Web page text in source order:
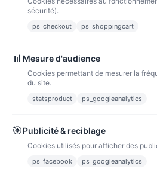
3,00 €
2.40 €
PRIX VIP👑
Ajouter au panier
sécurité).
ps_checkout ps_shoppingcart
📊 Mesure d'audience
Cookies permettant de mesurer la
du site.
statsproduct ps_googleanalytics
🎯Publicité & reciblage
Cookies utilisés pour afficher des
ps_facebook ps_googleanalytics